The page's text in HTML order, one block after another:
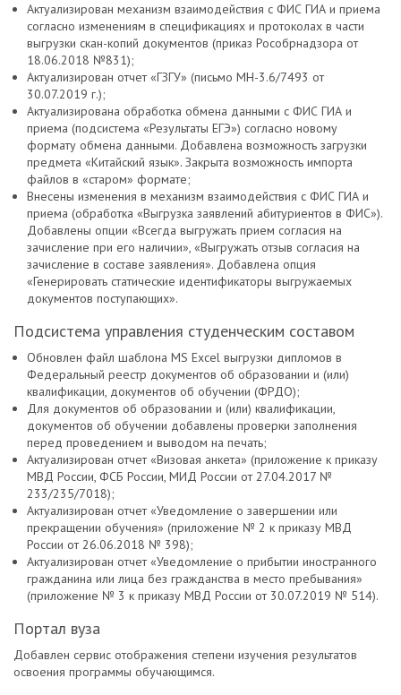
Актуализирован механизм взаимодействия с ФИС ГИА и приема
согласно изменениям в спецификациях и протоколах в части
выгрузки скан-копий документов (приказ Рособрнадзора от
18.06.2018 №831);
Актуализирован отчет «ГЗГУ» (письмо МН-3.6/7493 от
30.07.2019 г.);
Актуализирована обработка обмена данными с ФИС ГИА и
приема (подсистема «Результаты ЕГЭ») согласно новому
формату обмена данными. Добавлена возможность загрузки
предмета «Китайский язык». Закрыта возможность импорта
файлов в «старом» формате;
Внесены изменения в механизм взаимодействия с ФИС ГИА и
приема (обработка «Выгрузка заявлений абитуриентов в ФИС»).
Добавлены опции «Всегда выгружать прием согласия на
зачисление при его наличии», «Выгружать отзыв согласия на
зачисление в составе заявления». Добавлена опция
«Генерировать статические идентификаторы выгружаемых
документов поступающих».
Подсистема управления студенческим составом
Обновлен файл шаблона MS Excel выгрузки дипломов в
Федеральный реестр документов об образовании и (или)
квалификации, документов об обучении (ФРДО);
Для документов об образовании и (или) квалификации,
документов об обучении добавлены проверки заполнения
перед проведением и выводом на печать;
Актуализирован отчет «Визовая анкета» (приложение к приказу
МВД России, ФСБ России, МИД России от 27.04.2017 №
233/235/7018);
Актуализирован отчет «Уведомление о завершении или
прекращении обучения» (приложение № 2 к приказу МВД
России от 26.06.2018 № 398);
Актуализирован отчет «Уведомление о прибытии иностранного
гражданина или лица без гражданства в место пребывания»
(приложение № 3 к приказу МВД России от 30.07.2019 № 514).
Портал вуза
Добавлен сервис отображения степени изучения результатов
освоения программы обучающимся.